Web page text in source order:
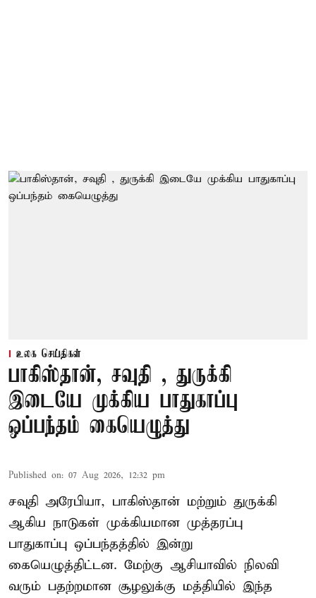
உலக செய்திகள்
பாகிஸ்தான், சவுதி , துருக்கி
இடையே முக்கிய பாதுகாப்பு
ஒப்பந்தம் கையெழுத்து
Published on: 07 Aug 2026, 12:32 pm
சவுதி அரேபியா, பாகிஸ்தான் மற்றும் துருக்கி
ஆகிய நாடுகள் முக்கியமான முத்தரப்பு
பாதுகாப்பு ஒப்பந்தத்தில் இன்று
கையெழுத்திட்டன. மேற்கு ஆசியாவில் நிலவி
வரும் பதற்றமான சூழலுக்கு மத்தியில் இந்த